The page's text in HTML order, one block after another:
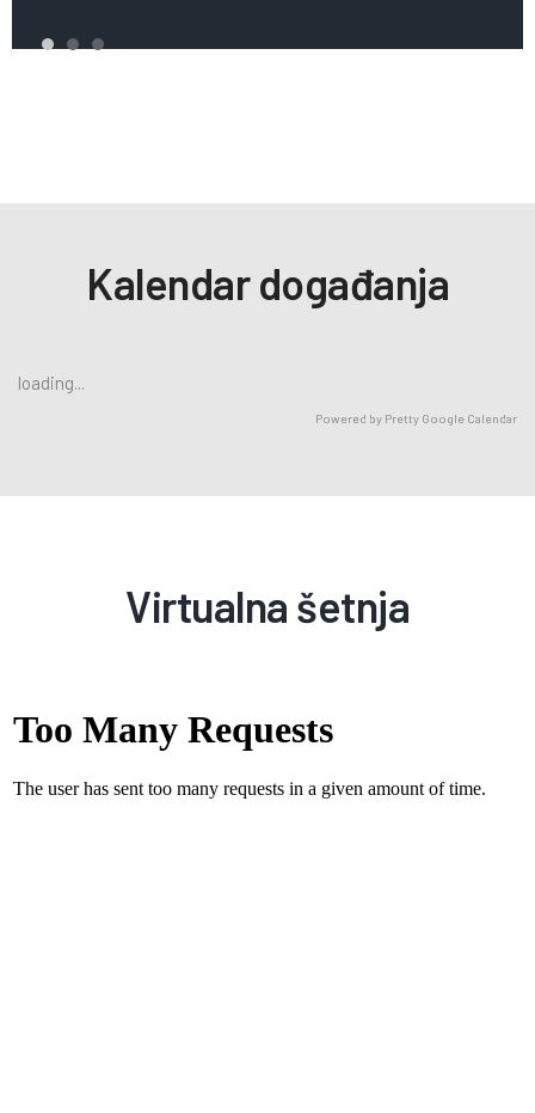
Digitalna zbirka
produženje
Kalendar događanja
loading...
Powered by Pretty Google Calendar
Virtualna šetnja